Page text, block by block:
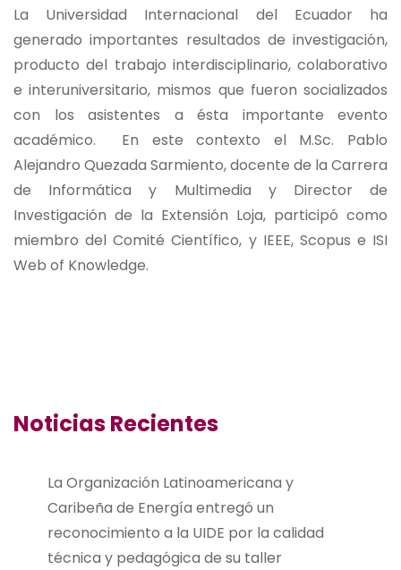
La Universidad Internacional del Ecuador ha
generado importantes resultados de investigación,
producto del trabajo interdisciplinario, colaborativo
e interuniversitario, mismos que fueron socializados
con los asistentes a ésta importante evento
académico. En este contexto el M.Sc. Pablo
Alejandro Quezada Sarmiento, docente de la Carrera
de Informática y Multimedia y Director de
Investigación de la Extensión Loja, participó como
miembro del Comité Científico, y IEEE, Scopus e ISI
Web of Knowledge.
Noticias Recientes
La Organización Latinoamericana y
Caribeña de Energía entregó un
reconocimiento a la UIDE por la calidad
técnica y pedagógica de su taller